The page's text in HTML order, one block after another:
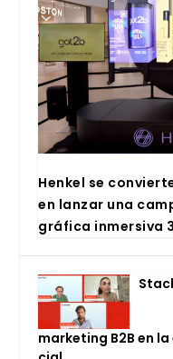
Hen­kel se
en lan­zar una
grá­fi­ca inmer­si­va
mar­ke­ting B2B en